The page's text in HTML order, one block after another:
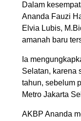
Dalam
Ananda Fauzi
Elvia Lubis,
amanah baru
Ia
Selatan, karena
tahun, sebelum
Metro Jakarta
AKBP Ananda